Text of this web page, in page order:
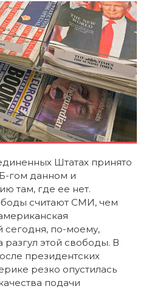
Штатах принято
гом данном и
там, где ее нет.
считают СМИ, чем
сегодня, по-моему,
этой свободы. В
президентских
резко опустилась
подачи